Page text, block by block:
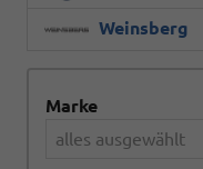
Weinsberg
Marke
alles ausgewählt